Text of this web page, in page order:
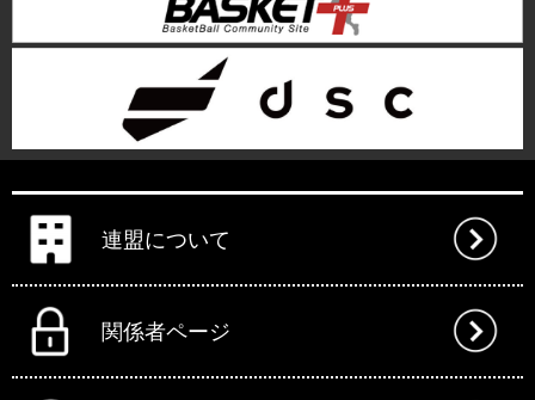
連盟について
関係者ページ